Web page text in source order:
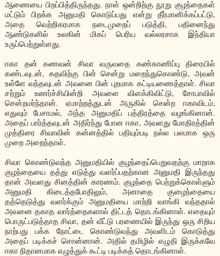
ஆணையை பிறப்பித்திருந்தது. நாள் ஒன்றிற்கு நூறு குழந்தைகள்
மட்டும் பிறக்க அனுமதி கொடுப்பது என்று தீர்மானிக்கப்பட்டு,
அதை வெற்றிகரமாக நடைமுறைப் படுத்தி, பதினைந்து
ஆண்டுகளில் உலகின் மிகப் பெரிய வல்லரசாக இந்தியா
உருப்பெற்றுள்ளது.
ஈகா தன் கணவன் சிவா வருவதை கண்காணிப்பு திரையில்
கண்டவுடன், கதவிற்கு பின் சென்று மறைந்துகொண்டு, அவன்
உள்ளே வந்தவுடன் அவனை பின் புறமாக கட்டியணைத்தாள். சிவா
சற்றும் உணர்ச்சியின்றி அவளை விளக்கிவிட்டு, சோபாவில்
சென்றமர்ந்தான். ஏமாற்றத்துடன் அருகில் சென்ற ஈகாவிடம்,
எதுவும் பேசாமல், அந்த அனுமதிப் பத்திரத்தை வழங்கினான்.
அதைப் பார்த்தவுடன் அதிர்ந்து போன ஈகா, அவளது மோதிரத்தின்
முத்திரை சிவாவின் கன்னத்தில் பதியும்படி நல்ல பலமாக ஒரு
முறை அறைந்தாள்.
சிவா கொண்டுவந்த அனுமதியில் குழந்தைப்பெறுவதற்கு மாறாக
குழந்தையை தத்து எடுத்து வளர்ப்பதற்கான அனுமதி இருந்தது
தான் அவளது சினத்தின் காரணம். குழந்தை பெற்றுக்கொள்ளும்
அனுமதி கிடைத்தபோதிலும், அனாதை குழைந்தையை
தத்தெடுத்து வளர்க்கும் அனுமதியை மாற்றி வாங்கி வந்ததால்
அவனை தகாத வார்த்தைகளால் திட்டத் தொடங்கினாள். எதையும்
பொருட்படுத்தாத சிவா, தன் வீட்டு பரணையில் இருந்து ஒரு சிறிய
நாற்பது பக்க நோட்டை கொண்டுவந்து அவளிடம் கொடுத்து
அதைப் படிக்கச் சொன்னான். அதில் தமிழில் எழுதி இருக்கவே
ஈகா நிதானமாக எழுத்துக் கூட்டி படிக்கத் தொடங்கினாள்.